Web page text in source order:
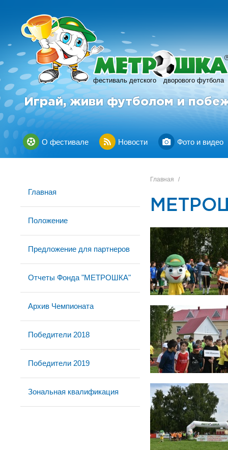
фестиваль детского дворового футбола
R
Играй, живи футболом и
О фестивале Новости Фото и видео
Главная
Положение
Предложение для партнеров
Отчеты Фонда "МЕТРОШКА"
Архив Чемпионата
Победители 2018
Победители 2019
Зональная квалификация
Главная /